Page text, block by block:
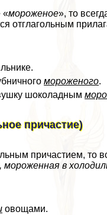
«мороженое», то
отглагольным
мороженого.
шоколадным
причастие)
причастием, то
мороженная в
овощами.